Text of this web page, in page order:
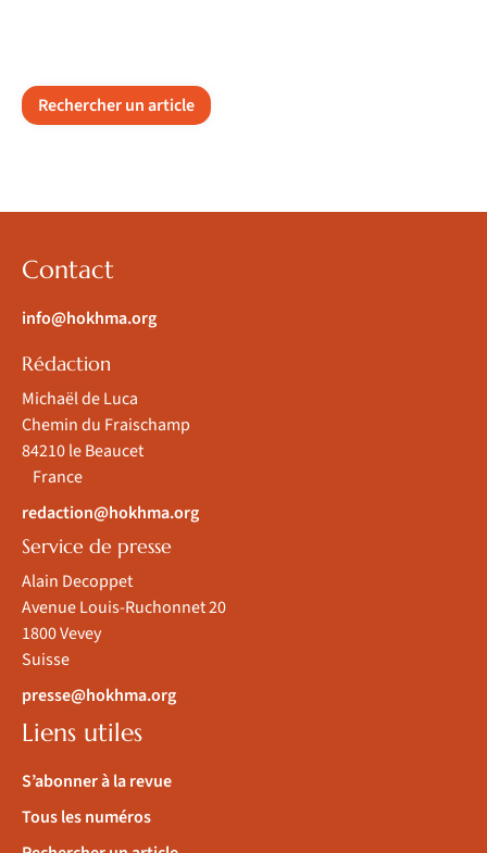
Rechercher un article
Contact
info@hokhma.org
Rédaction
Michaël de Luca
Chemin du Fraischamp
84210 le Beaucet
France
redaction@hokhma.org
Service de presse
Alain Decoppet
Avenue Louis-Ruchonnet 20
1800 Vevey
Suisse
presse@hokhma.org
Liens utiles
S’abonner à la revue
Tous les numéros